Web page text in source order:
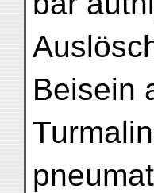
Beisein